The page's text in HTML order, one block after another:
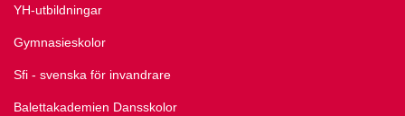
YH-utbildningar
Gymnasieskolor
Sfi - svenska för invandrare
Balettakademien Dansskolor